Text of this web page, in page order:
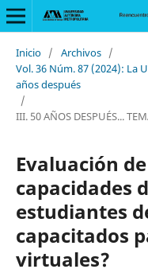
Inicio / Archivos /
Vol. 36 Núm. 87 (2024): La
años después
/
III. 50 AÑOS DESPUÉS...
Evaluación
capacidades
estudiantes
capacitados
virtuales?